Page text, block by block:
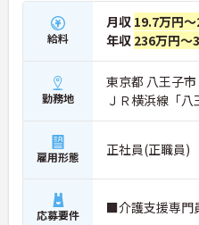
給料
月収 19.7万円
年収 236万円～
勤務地
東京都 八王子
ＪＲ横浜線「
雇用形態 正社員(正職員)
応募要件 ■介護支援専門